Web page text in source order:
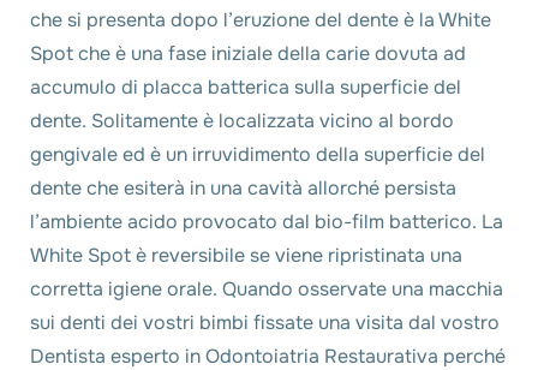
che si presenta dopo l’eruzione del dente è la White
Spot che è una fase iniziale della carie dovuta ad
accumulo di placca batterica sulla superficie del
dente. Solitamente è localizzata vicino al bordo
gengivale ed è un irruvidimento della superficie del
dente che esiterà in una cavità allorché persista
l’ambiente acido provocato dal bio-film batterico. La
White Spot è reversibile se viene ripristinata una
corretta igiene orale. Quando osservate una macchia
sui denti dei vostri bimbi fissate una visita dal vostro
Dentista esperto in Odontoiatria Restaurativa perché